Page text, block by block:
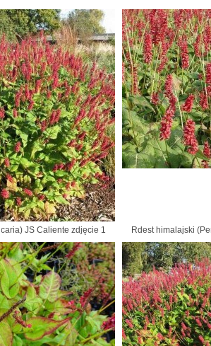
JS Caliente zdjęcie 1 Rdest himalajski